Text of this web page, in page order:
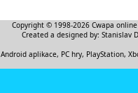
Copyright © 1998-2026 Cwapa
Created a designed by: Stanislav
Android aplikace, PC hry, PlayStation,